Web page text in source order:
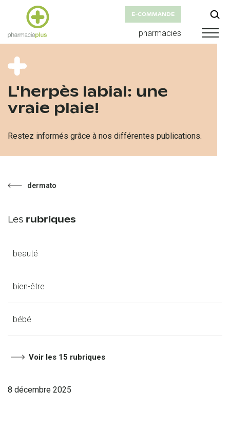
E-COMMANDE
pharmacies
L'herpès labial: une
vraie plaie!
Restez informés grâce à nos différentes publications.
dermato
Les rubriques
beauté
bien-être
bébé
Voir les 15 rubriques
8 décembre 2025